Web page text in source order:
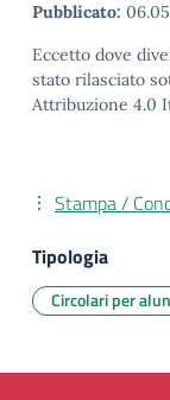
Pubblicato:
Eccetto dove
stato rilasciato
Attribuzione 4.0
Stampa /
Tipologia
Circolari per